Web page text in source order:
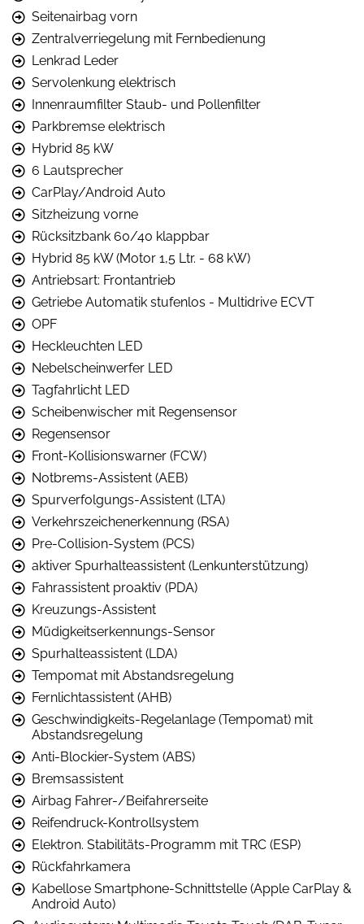
Seitenairbag vorn
Zentralverriegelung mit Fernbedienung
Lenkrad Leder
Servolenkung elektrisch
Innenraumfilter Staub- und Pollenfilter
Parkbremse elektrisch
Hybrid 85 kW
6 Lautsprecher
CarPlay/Android Auto
Sitzheizung vorne
Rücksitzbank 60/40 klappbar
Hybrid 85 kW (Motor 1,5 Ltr. - 68 kW)
Antriebsart: Frontantrieb
Getriebe Automatik stufenlos - Multidrive ECVT
OPF
Heckleuchten LED
Nebelscheinwerfer LED
Tagfahrlicht LED
Scheibenwischer mit Regensensor
Regensensor
Front-Kollisionswarner (FCW)
Notbrems-Assistent (AEB)
Spurverfolgungs-Assistent (LTA)
Verkehrszeichenerkennung (RSA)
Pre-Collision-System (PCS)
aktiver Spurhalteassistent (Lenkunterstützung)
Fahrassistent proaktiv (PDA)
Kreuzungs-Assistent
Müdigkeitserkennungs-Sensor
Spurhalteassistent (LDA)
Tempomat mit Abstandsregelung
Fernlichtassistent (AHB)
Geschwindigkeits-Regelanlage (Tempomat) mit
Abstandsregelung
Anti-Blockier-System (ABS)
Bremsassistent
Airbag Fahrer-/Beifahrerseite
Reifendruck-Kontrollsystem
Elektron. Stabilitäts-Programm mit TRC (ESP)
Rückfahrkamera
Kabellose Smartphone-Schnittstelle (Apple CarPlay &
Android Auto)